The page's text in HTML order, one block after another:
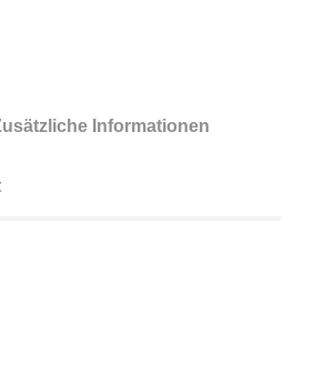
Informationen